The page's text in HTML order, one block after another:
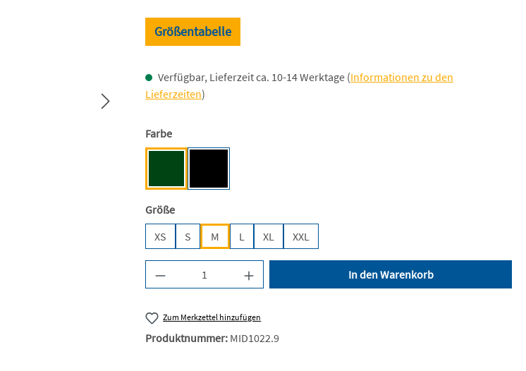
Größentabelle
Verfügbar, Lieferzeit ca. 10-14 Werktage (Informationen zu den
Lieferzeiten)
Farbeauswählen
Größeauswählen
XS
S M L XL XXL
Produkt Anzahl: Gib den gewünschten Wert ein
In den Warenkorb
Zum Merkzettel hinzufügen
Produktnummer: MID1022.9